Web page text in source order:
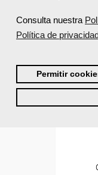
Consulta nuestra
Política de
Permitir